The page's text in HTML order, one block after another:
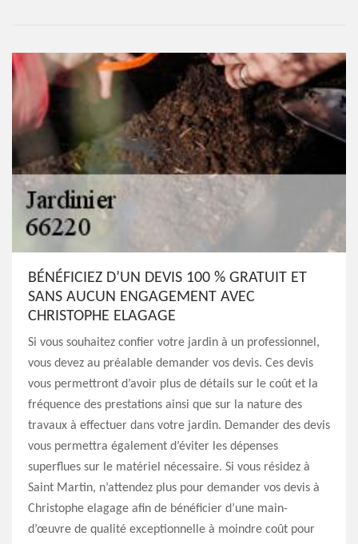
BÉNÉFICIEZ D’UN DEVIS 100 % GRATUIT ET
SANS AUCUN ENGAGEMENT AVEC
CHRISTOPHE ELAGAGE
Si vous souhaitez confier votre jardin à un professionnel,
vous devez au préalable demander vos devis. Ces devis
vous permettront d’avoir plus de détails sur le coût et la
fréquence des prestations ainsi que sur la nature des
travaux à effectuer dans votre jardin. Demander des devis
vous permettra également d’éviter les dépenses
superflues sur le matériel nécessaire. Si vous résidez à
Saint Martin, n’attendez plus pour demander vos devis à
Christophe elagage afin de bénéficier d’une main-
d’œuvre de qualité exceptionnelle à moindre coût pour